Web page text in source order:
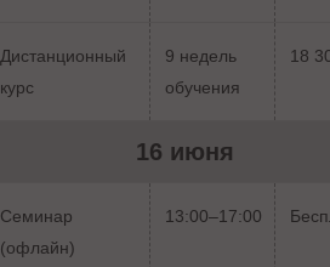
Дистанционный
курс
9 недель
обучения
18
16 июня
Семинар
(офлайн)
13:00–17:00